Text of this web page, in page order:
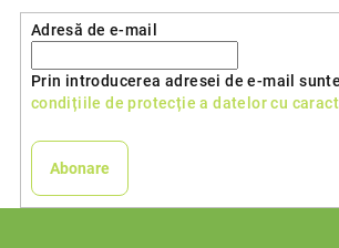
Adresă de e-mail
Prin introducerea adresei de e-mail
condițiile de protecție a datelor cu
Abonare